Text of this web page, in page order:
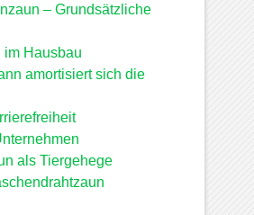
– Grundsätzliche
im Hausbau
amortisiert sich die
als Tiergehege